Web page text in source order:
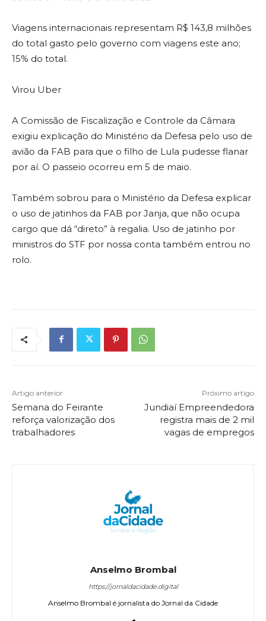
Viagens internacionais representam R$ 143,8 milhões
do total gasto pelo governo com viagens este ano;
15% do total.
Virou Uber
A Comissão de Fiscalização e Controle da Câmara
exigiu explicação do Ministério da Defesa pelo uso de
avião da FAB para que o filho de Lula pudesse flanar
por aí. O passeio ocorreu em 5 de maio.
Também sobrou para o Ministério da Defesa explicar
o uso de jatinhos da FAB por Janja, que não ocupa
cargo que dá “direto” à regalia. Uso de jatinho por
ministros do STF por nossa conta também entrou no
rolo.
Artigo anterior
Semana do Feirante
reforça valorização dos
trabalhadores
Próximo artigo
Jundiaí Empreendedora
registra mais de 2 mil
vagas de empregos
Anselmo Brombal
https://jornaldacidade.digital
Anselmo Brombal é jornalista do Jornal da Cidade